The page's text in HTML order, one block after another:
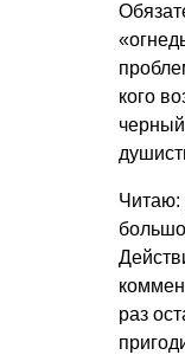
кого
Читаю:
раз